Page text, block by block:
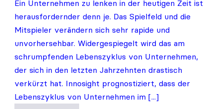
Ein Unternehmen zu lenken in der heutigen Zeit ist
herausfordernder denn je. Das Spielfeld und die
Mitspieler verändern sich sehr rapide und
unvorhersehbar. Widergespiegelt wird das am
schrumpfenden Lebenszyklus von Unternehmen,
der sich in den letzten Jahrzehnten drastisch
verkürzt hat. Innosight prognostiziert, dass der
Lebenszyklus von Unternehmen im [...]